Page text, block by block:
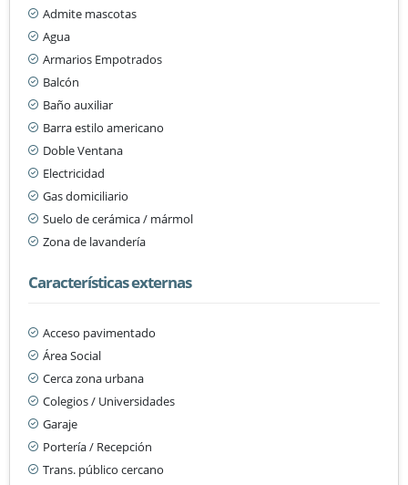
Admite mascotas
Agua
Armarios Empotrados
Balcón
Baño auxiliar
Barra estilo americano
Doble Ventana
Electricidad
Gas domiciliario
Suelo de cerámica / mármol
Zona de lavandería
Características externas
Acceso pavimentado
Área Social
Cerca zona urbana
Colegios / Universidades
Garaje
Portería / Recepción
Trans. público cercano